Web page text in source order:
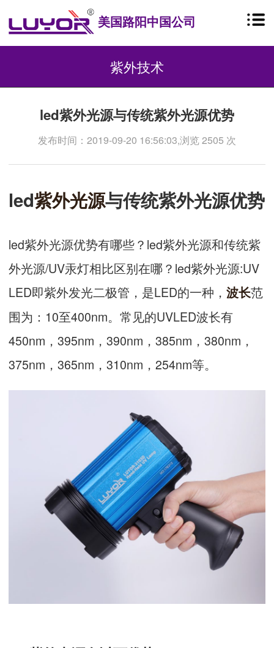
美国路阳中国公司
紫外技术
led紫外光源与传统紫外光源优势
发布时间：2019-09-20 16:56:03,浏览 2505 次
led紫外光源与传统紫外光源优势
led紫外光源优势有哪些？led紫外光源和传统紫
外光源/UV汞灯相比区别在哪？led紫外光源:UV
LED即紫外发光二极管，是LED的一种， 波长范
围为：10至400nm。常见的UVLED波长有
450nm，395nm，390nm，385nm，380nm，
375nm，365nm，310nm，254nm等。